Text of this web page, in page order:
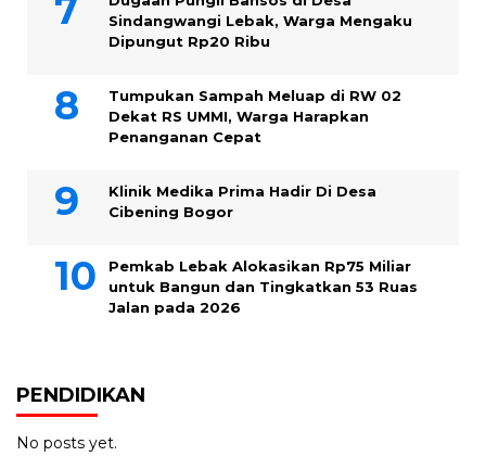
Sindangwangi Lebak, Warga Mengaku
Dipungut Rp20 Ribu
Tumpukan Sampah Meluap di RW 02
Dekat RS UMMI, Warga Harapkan
Penanganan Cepat
Klinik Medika Prima Hadir Di Desa
Cibening Bogor
Pemkab Lebak Alokasikan Rp75 Miliar
untuk Bangun dan Tingkatkan 53 Ruas
Jalan pada 2026
PENDIDIKAN
No posts yet.